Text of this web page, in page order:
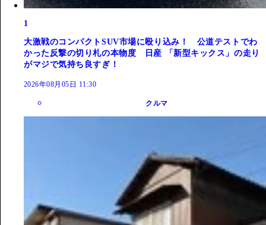
1
大激戦のコンパクトSUV市場に殴り込み！ 公道テストでわ
かった反撃の切り札の本物度 日産 「新型キックス」の走り
がマジで気持ち良すぎ！
2026年08月05日 11:30
クルマ